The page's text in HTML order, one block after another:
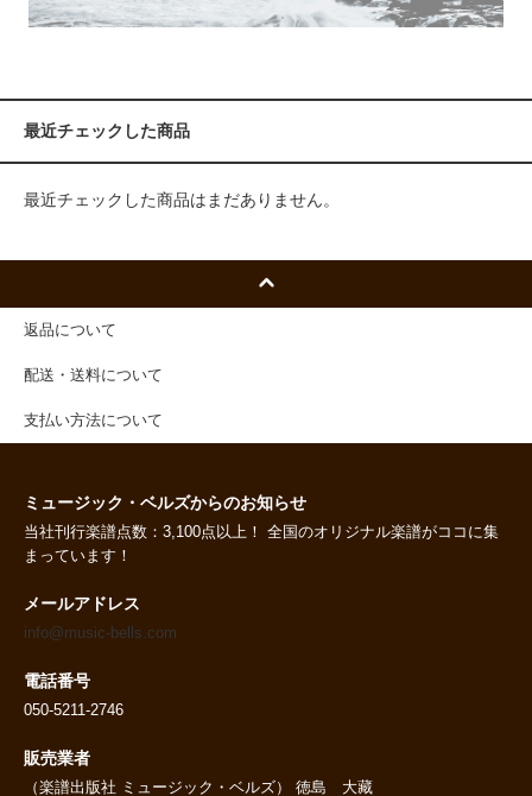
最近チェックした商品
最近チェックした商品はまだありません。
返品について
配送・送料について
支払い方法について
ミュージック・ベルズからのお知らせ
当社刊行楽譜点数：3,100点以上！ 全国のオリジナル楽譜がココに集
まっています！
メールアドレス
info@music-bells.com
電話番号
050-5211-2746
販売業者
（楽譜出版社 ミュージック・ベルズ） 徳島 大藏